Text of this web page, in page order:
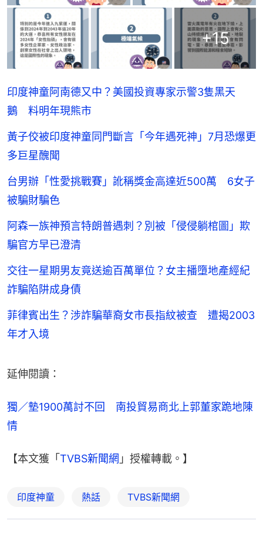
+15
印度神童阿南德又中？美國投資專家示警3隻黑天
鵝 料明年現熊市
黃子佼被印度神童同門斷言「今年遇死神」7月恐爆更
多巨星醜聞
台男辦「性愛挑戰賽」訛稱獎金高達近500萬 6女子
被騙財騙色
阿森一族神預言特朗普遇刺？別被「侵侵躺棺圖」欺
騙官方早已澄清
交往一星期男友竟送逾百萬單位？女主播墮地產經紀
詐騙陷阱成身債
菲律賓出生？涉詐騙華裔女市長指紋被查 遭揭2003
年才入境
延伸閱讀：
獨／墊1900萬討不回　南投貿易商北上郭董家跪地陳
情
【本文獲「 TVBS新聞網 」授權轉載。】
印度神童 熱話 TVBS新聞網